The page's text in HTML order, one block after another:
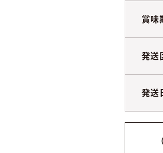
賞味
発送
発送